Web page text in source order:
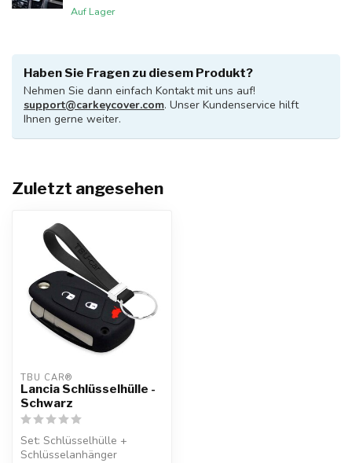
Auf Lager
Haben Sie Fragen zu diesem Produkt?
Nehmen Sie dann einfach Kontakt mit uns auf!
support@carkeycover.com. Unser Kundenservice hilft
Ihnen gerne weiter.
Zuletzt angesehen
TBU CAR®
Lancia Schlüsselhülle -
Schwarz
Set: Schlüsselhülle +
Schlüsselanhänger